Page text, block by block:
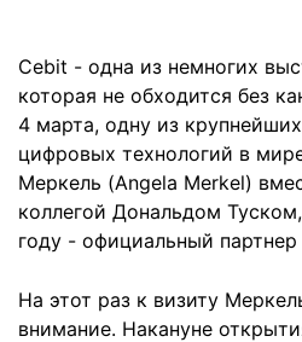
Cebit - одна из немногих
которая не обходится без
4 марта, одну из
цифровых технологий в
Меркель (Angela Merkel)
коллегой Дональдом
году - официальный партнер
На этот раз к визиту
внимание. Накануне